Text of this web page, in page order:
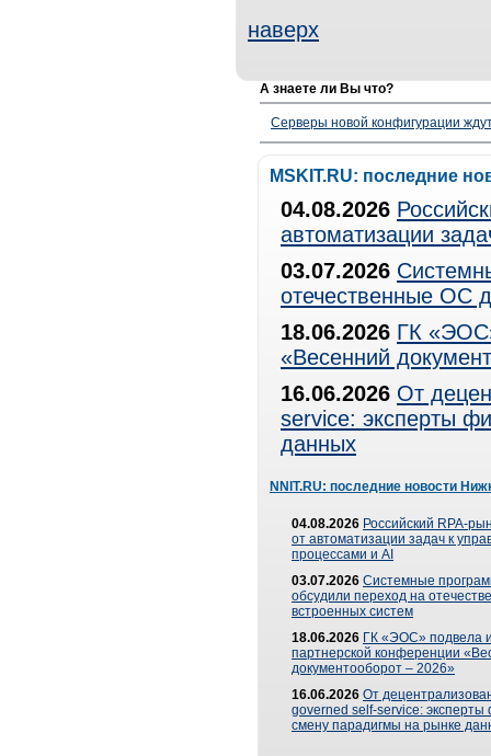
наверх
А знаете ли Вы что?
Серверы новой конфигурации
MSKIT.RU: последние
04.08.2026
автоматизации
03.07.2026
отечественные ОС
18.06.2026 ГК
«Весенний
16.06.2026 От
service: эксперты
данных
NNIT.RU: последние новости
04.08.2026 Российский RPA-
от автоматизации задач к
процессами и AI
03.07.2026 Системные
обсудили переход на
встроенных систем
18.06.2026 ГК «ЭОС» подвела
партнерской конференции
документооборот – 2026»
16.06.2026 От
governed self-service: эксперты
смену парадигмы на рынке